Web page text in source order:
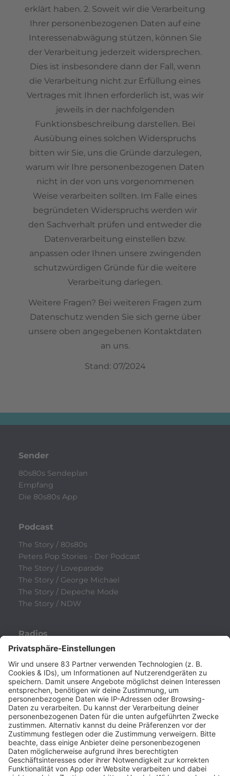
erklärt haben. 2. Soweit wir die Verarbeitung
Ihrer personenbezogenen Daten auf eine
Interessenabwägung stützen, können Sie
der Verarbeitung jederzeit widersprechen.
Dies ist insbesondere dann der Fall, wenn
die Verarbeitung nicht zur Erfüllung eines
Vertrages mit Ihnen erforderlich ist, was wir
jeweils in der nachfolgenden
Funktionsbeschreibung darstellen. Bei
Ausübung eines solchen Widerspruchs
bitten wir Sie, uns die Gründe darzulegen,
warum wir Ihre personenbezogenen Daten
nicht in der von uns vorgenommenen
Weise verarbeiten sollten. Im Falle eines
begründeten Widerspruchs werden wir
den Sachverhalt prüfen und entweder die
Datenverarbeitung einstellen bzw.
anpassen oder Ihnen unsere zwingenden
schutzwürdigen Gründe für die weitere
Verarbeitung darlegen.
Weitere Fragen? Bei weiteren Fragen zum
Datenschutz wenden Sie sich gerne über
unsere oben angegebenen Kontaktdaten
an uns.
Stand: 07/2024
Sender
80s80s Sendeplan
Empfang
Die 80s80s App
Podcast
The Story / 80s80s
Peters Pop Stories - Der Podcast
The Story / Loveparade
The Story / George Michael
The Story / Depeche Mode
The Story / NDW
Radios
80s80s
80s80s ALTERNATIVE
80s80s BOWIE
80s80s BREAKDANCE
80s80s DANCE
80s80s DARK WAVE
80s80s DEPECHE MODE
80s80s DEUTSCH
80s80s DINNERPARTY
80s80s EBM
80s80s FREESTYLE